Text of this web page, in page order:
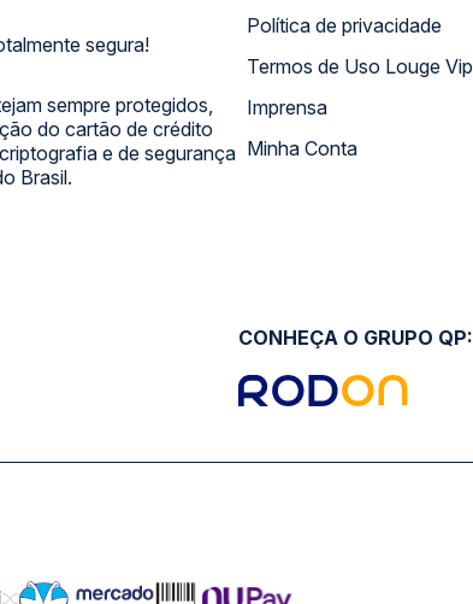
segura!
sempre protegidos,
do cartão de crédito
e de segurança
Brasil.
Política de privacidade
Termos de Uso Louge Vip
Imprensa
Minha Conta
CONHEÇA O GRUPO QP: